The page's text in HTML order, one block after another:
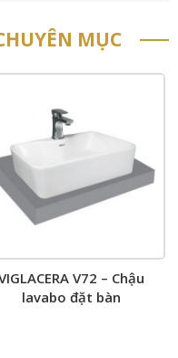
MỤC
V72 – Chậu
lavabo đặt bàn